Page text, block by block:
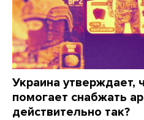
Украина утверждает,
помогает снабжать
действительно так?